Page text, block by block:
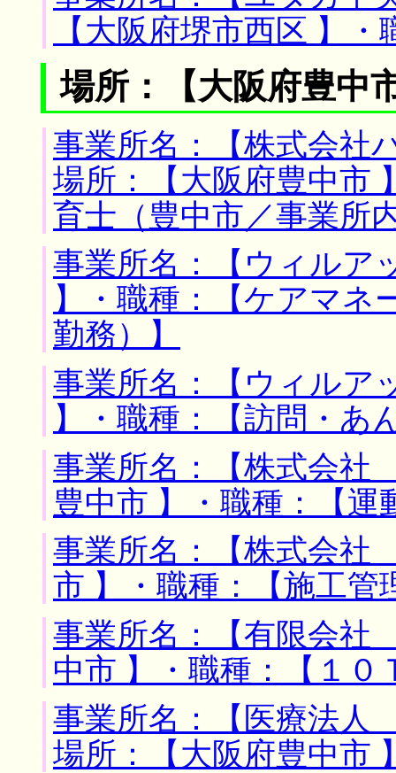
【大阪府堺市西区 】
場所：【大阪府豊中
事業所名：【株式会社
場所：【大阪府豊中市
育士（豊中市／事業所
事業所名：【ウィルア
】・職種：【ケアマネ
勤務）】
事業所名：【ウィルア
】・職種：【訪問・あ
事業所名：【株式会
豊中市 】・職種：【
事業所名：【株式会社
市 】・職種：【施工管
事業所名：【有限会社
中市 】・職種：【１０
事業所名：【医療法
場所：【大阪府豊中市